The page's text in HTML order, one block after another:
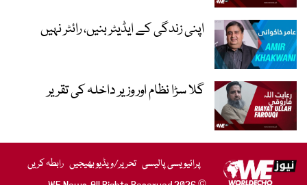
اپنی زندگی کے ایڈیٹر بنیں، رائٹر نہیں
گلا سڑا نظام اور وزیر داخلہ کی تقریر
پرائیویسی پالیسی تحریر/ویڈیو بھیجیں رابطہ کریں